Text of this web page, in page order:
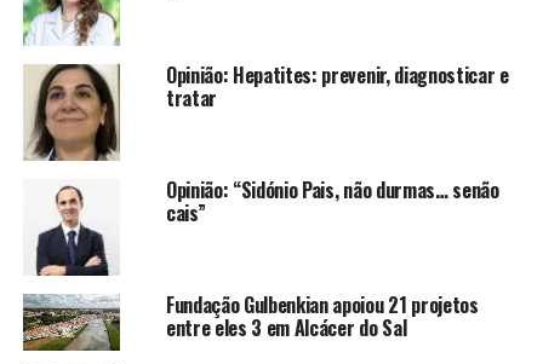
Opinião: Hepatites: prevenir, diagnosticar e
tratar
Opinião: “Sidónio Pais, não durmas… senão
cais”
Fundação Gulbenkian apoiou 21 projetos
entre eles 3 em Alcácer do Sal